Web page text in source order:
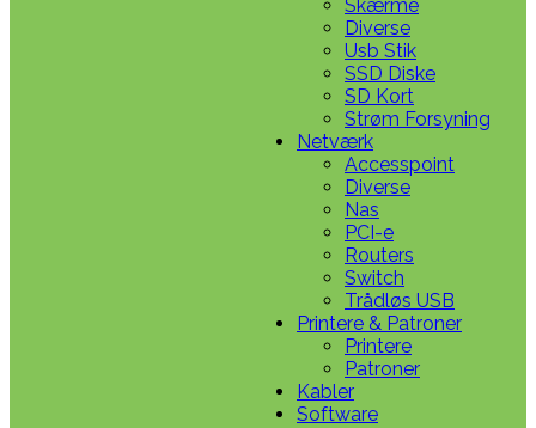
Skærme
Diverse
Usb Stik
SSD Diske
SD Kort
Strøm Forsyning
Netværk
Accesspoint
Diverse
Nas
PCI-e
Routers
Switch
Trådløs USB
Printere & Patroner
Printere
Patroner
Kabler
Software